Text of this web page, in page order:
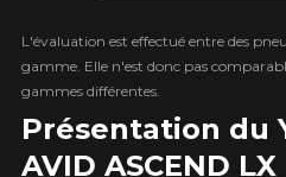
Présentation du
AVID ASCEND LX
L'évaluation est effectué entre des
gamme. Elle n'est donc pas
gammes différentes.